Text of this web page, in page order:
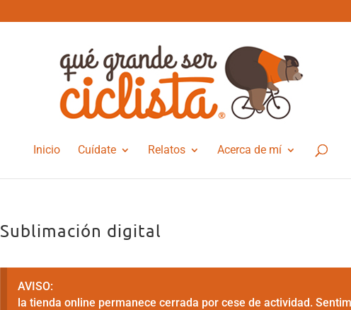
Inicio Cuídate Relatos Acerca de mí
Sublimación digital
AVISO:
la tienda online permanece cerrada por cese de actividad.